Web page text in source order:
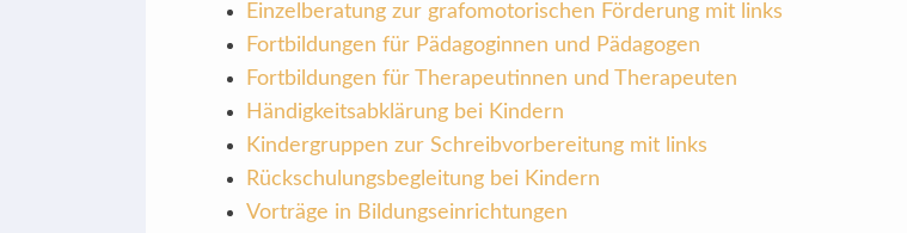
Einzelberatung zur grafomotorischen Förderung mit links
Fortbildungen für Pädagoginnen und Pädagogen
Fortbildungen für Therapeutinnen und Therapeuten
Händigkeitsabklärung bei Kindern
Kindergruppen zur Schreibvorbereitung mit links
Rückschulungsbegleitung bei Kindern
Vorträge in Bildungseinrichtungen